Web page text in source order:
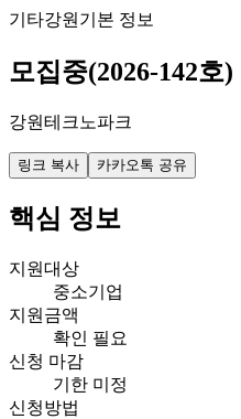
기타강원 기본 정보
모집중(2026-142호
강원테크노파크
링크 복사 카카오톡 공유
핵심 정보
지원대상
중소기업
지원금액
확인 필요
신청 마감
기한 미정
신청방법